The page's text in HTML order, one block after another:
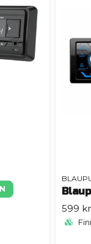
599 kr